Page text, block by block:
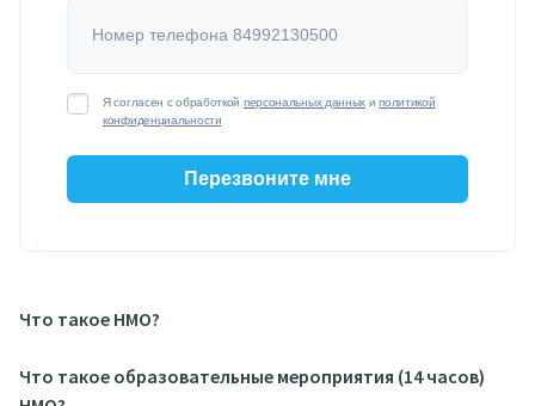
Номер телефона 84992130500
Я согласен с обработкой персональных данных иполитикой
конфиденциальности
Перезвоните мне
Что такое НМО?
Что такое образовательные мероприятия (14 часов)